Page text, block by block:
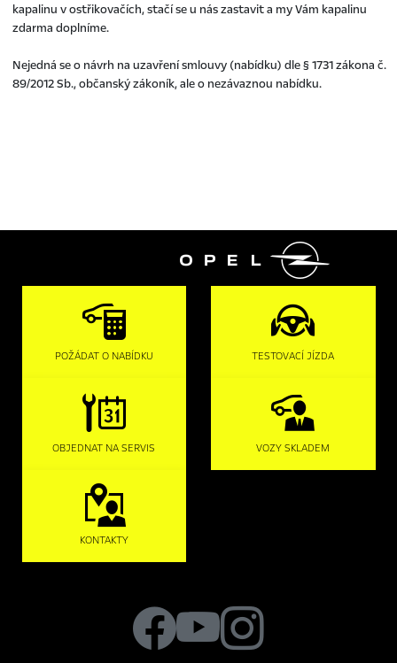
kapalinu v ostřikovačích, stačí se u nás zastavit a my Vám kapalinu
zdarma doplníme.
Nejedná se o návrh na uzavření smlouvy (nabídku) dle § 1731 zákona č.

POŽÁDAT O NABÍDKU TESTOVACÍ JÍZDA
OBJEDNAT NA SERVIS VOZY SKLADEM
KONTAKTY